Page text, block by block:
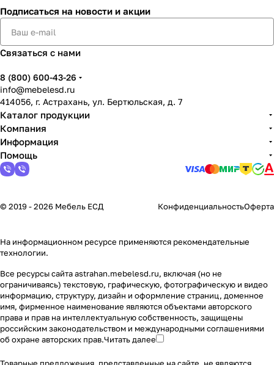
Подписаться на новости и акции
Связаться с нами
8 (800) 600-43-26
info@mebelesd.ru
414056, г. Астрахань, ул. Бертюльская, д. 7
Каталог продукции
Компания
Информация
Помощь
© 2019 - 2026 Мебель ЕСД КонфиденциальностьОферта
На информационном ресурсе применяются рекомендательные
технологии.
Все ресурсы сайта astrahan.mebelesd.ru, включая (но не
ограничиваясь) текстовую, графическую, фотографическую и видео
информацию, структуру, дизайн и оформление страниц, доменное
имя, фирменное наименование являются объектами авторского
права и прав на интеллектуальную собственность, защищены
российским законодательством и международными соглашениями
об охране авторских прав.Читать далее